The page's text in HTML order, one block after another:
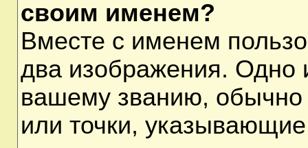
своим именем?
Вместе с именем
два изображения. Одно
вашему званию, обычно
или точки,